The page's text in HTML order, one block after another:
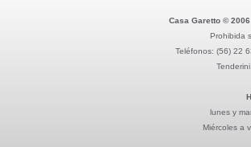
Casa Garetto ©
Prohibida
Teléfonos: (56) 22
lunes y
Miércoles a